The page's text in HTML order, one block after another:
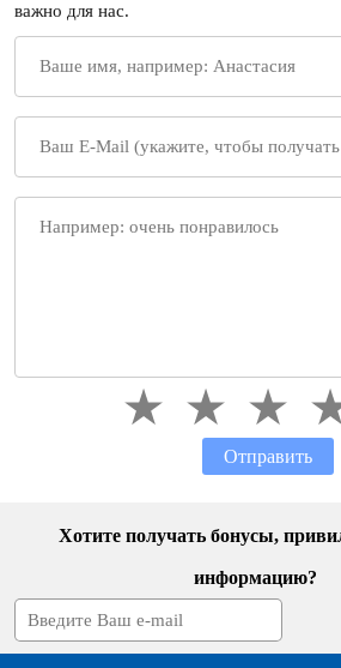
важно для нас.
Отправить
Хотите получать бонусы,
информацию?